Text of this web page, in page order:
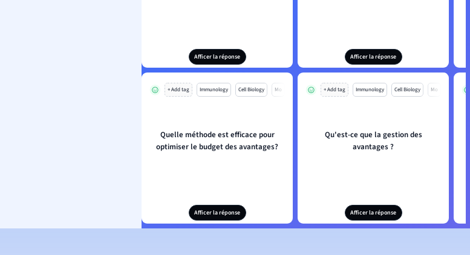
Afficer la réponse Afficer la réponse
+ Add tag Immunology Cell Biology Mo
Quelle méthode est efficace pour
optimiser le budget des avantages?
Afficer la réponse
+ Add tag Immunology Cell Biology Mo
Qu'est-ce que la gestion des
avantages ?
Afficer la réponse